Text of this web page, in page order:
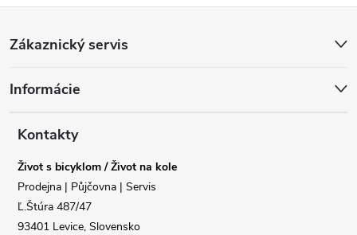
p
Zákaznický servis
Informácie
Kontakty
Život s bicyklom / Život na kole
Prodejna | Půjčovna | Servis
Ľ.Štúra 487/47
93401 Levice, Slovensko